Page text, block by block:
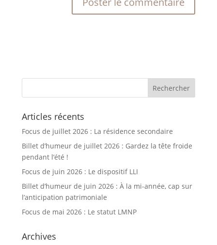
Articles récents
Focus de juillet 2026 : La résidence secondaire
Billet d’humeur de juillet 2026 : Gardez la tête froide
pendant l’été !
Focus de juin 2026 : Le dispositif LLI
Billet d’humeur de juin 2026 : À la mi-année, cap sur
l’anticipation patrimoniale
Focus de mai 2026 : Le statut LMNP
Archives